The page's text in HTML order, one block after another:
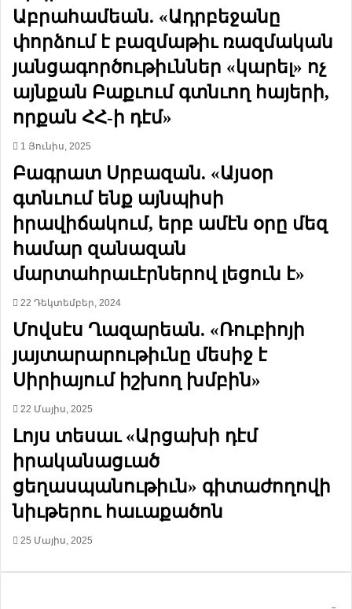
ի
պ
ո
ւ
ը
Հ
.
Մ
Մ
.
ա
ի
»
ի
ո
ւ
թ
ա
ն
տ
ղ
ա
ո
ֆ
յ
է
լ
ա
ա
ր
ո
ւ
թ
ն
ր
շ
ե
ց
ա
ն
ե
լ
ա
Աբրահամեան. «Ադրբեջանը
փորձում է բազմաթիւ ռազմական
յանցագործութիւններ «կարել» ոչ
այնքան Բաքւում գտնւող հայերի,
որքան ՀՀ-ի դէմ»
1 Յունիս, 2025
Բագրատ Սրբազան. «Այսօր
գտնւում ենք այնպիսի
իրավիճակում, երբ ամէն օրը մեզ
համար զանազան
մարտահրաւէրներով լեցուն է»
22 Դեկտեմբեր, 2024
Մովսէս Ղազարեան. «Ռուբիոյի
յայտարարութիւնը մեսիջ է
Սիրիայում իշխող խմբին»
22 Մայիս, 2025
Լոյս տեսաւ «Արցախի դէմ
իրականացւած
ցեղասպանութիւն» գիտաժողովի
նիւթերու հաւաքածոն
25 Մայիս, 2025